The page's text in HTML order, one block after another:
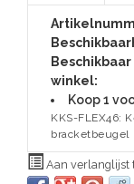
Beschikbaar
winkel:
Koop 1
KKS-FLEX46:
bracketbeugel
Aan verlanglijst